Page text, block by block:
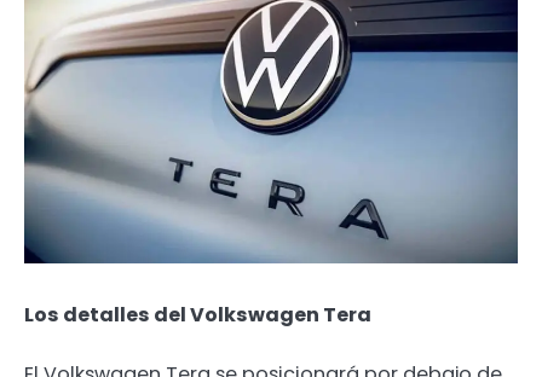
Los detalles del Volkswagen Tera